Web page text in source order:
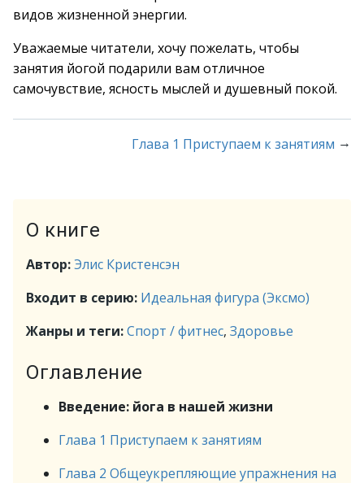
видов жизненной энергии.
Уважаемые читатели, хочу пожелать, чтобы
занятия йогой подарили вам отличное
самочувствие, ясность мыслей и душевный покой.
Глава 1 Приступаем к занятиям →
О книге
Автор:Элис Кристенсэн
Входит в серию: Идеальная фигура (Эксмо)
Жанры и теги:Спорт / фитнес, Здоровье
Оглавление
Введение: йога в нашей жизни
Глава 1 Приступаем к занятиям
Глава 2 Общеукрепляющие упражнения на